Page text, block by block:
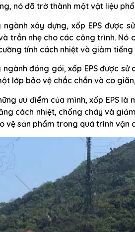
nó đã trở thành một vật liệu
ngành xây dựng, xốp EPS được
trần nhẹ cho các công trình.
tính cách nhiệt và giảm tiếng
ngành đóng gói, xốp EPS được
lớp bảo vệ chắc chắn và co
ưu điểm của mình, xốp EPS
cách nhiệt, chống cháy và
vệ sản phẩm trong quá trình vận